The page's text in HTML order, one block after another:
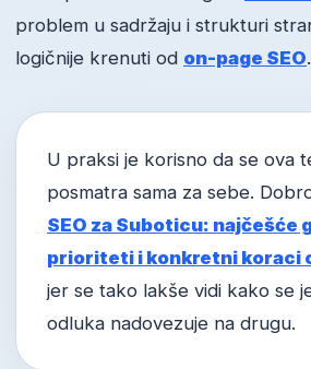
problem u sadržaju i strukturi
logičnije krenuti od on-page SEO.
U praksi je korisno da se ova
posmatra sama za sebe.
SEO za Suboticu: najčešće
prioriteti i konkretni koraci
jer se tako lakše vidi kako se
odluka nadovezuje na drugu.